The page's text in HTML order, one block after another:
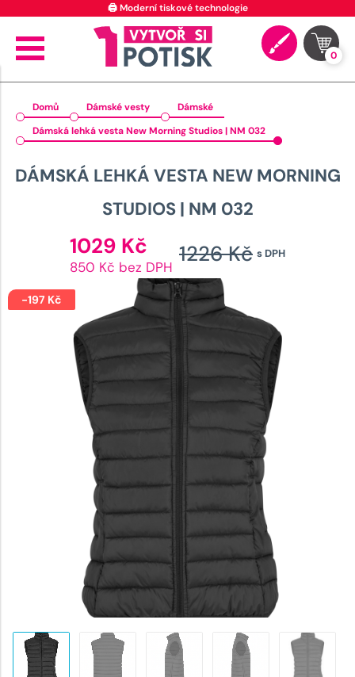
🖨️ Moderní tiskové technologie
0
Domů Dámské vesty
Dámské
Dámská lehká vesta New Morning Studios | NM 032
DÁMSKÁ LEHKÁ VESTA NEW MORNING
STUDIOS | NM 032
s DPH
1226Kč
1029 Kčcena
je:
1029 Kč.
850 Kč bez DPH
-197 Kč